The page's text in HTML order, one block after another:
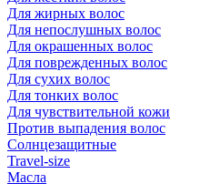
Для жирных волос
Для непослушных волос
Для окрашенных волос
Для поврежденных волос
Для сухих волос
Для тонких волос
Для чувствительной кожи
Против выпадения волос
Солнцезащитные
Travel-size
Масла